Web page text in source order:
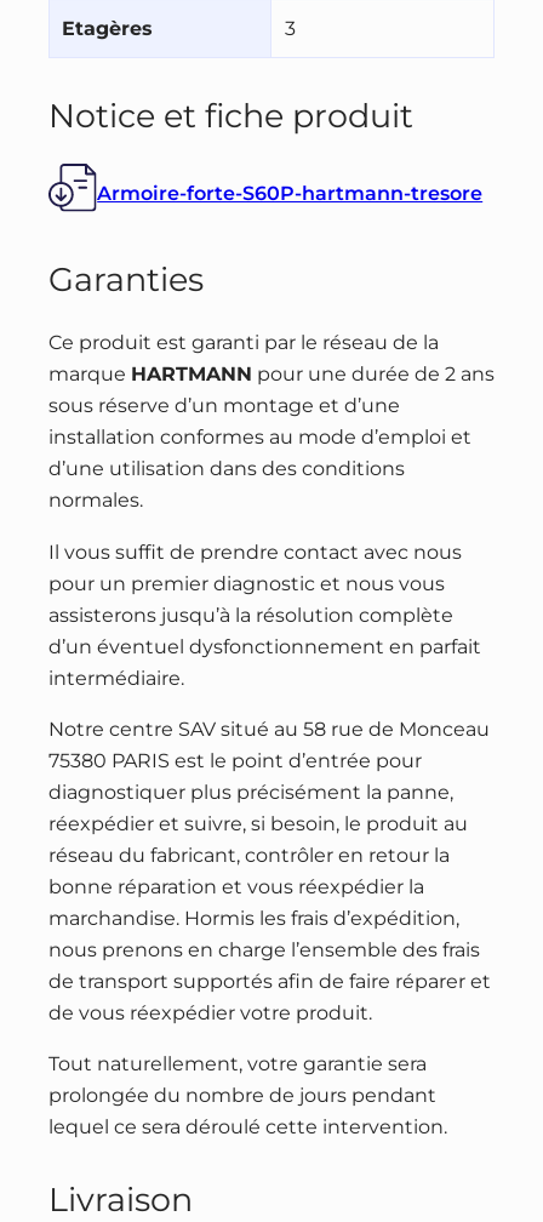
Etagères 3
Notice et fiche produit
Armoire-forte-S60P-hartmann-tresore
Garanties
Ce produit est garanti par le réseau de la
marque HARTMANN pour une durée de 2 ans
sous réserve d’un montage et d’une
installation conformes au mode d’emploi et
d’une utilisation dans des conditions
normales.
Il vous suffit de prendre contact avec nous
pour un premier diagnostic et nous vous
assisterons jusqu’à la résolution complète
d’un éventuel dysfonctionnement en parfait
intermédiaire.
Notre centre SAV situé au 58 rue de Monceau
75380 PARIS est le point d’entrée pour
diagnostiquer plus précisément la panne,
réexpédier et suivre, si besoin, le produit au
réseau du fabricant, contrôler en retour la
bonne réparation et vous réexpédier la
marchandise. Hormis les frais d’expédition,
nous prenons en charge l’ensemble des frais
de transport supportés afin de faire réparer et
de vous réexpédier votre produit.
Tout naturellement, votre garantie sera
prolongée du nombre de jours pendant
lequel ce sera déroulé cette intervention.
Livraison